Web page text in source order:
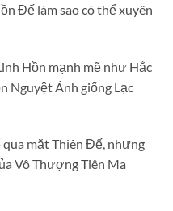
Đế làm sao có thể xuyên
Hồn mạnh mẽ như Hắc
Nguyệt Ánh giống Lạc
mặt Thiên Đế, nhưng
Vô Thượng Tiên Ma